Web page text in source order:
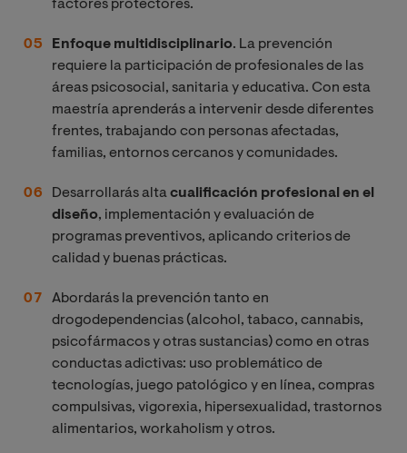
factores protectores.
Enfoque multidisciplinario. La prevención
requiere la participación de profesionales de las
áreas psicosocial, sanitaria y educativa. Con esta
maestría aprenderás a intervenir desde diferentes
frentes, trabajando con personas afectadas,
familias, entornos cercanos y comunidades.
Desarrollarás altacualificación profesional en el
diseño, implementación y evaluación de
programas preventivos, aplicando criterios de
calidad y buenas prácticas.
Abordarás la prevención tanto en
drogodependencias (alcohol, tabaco, cannabis,
psicofármacos y otras sustancias) como en otras
conductas adictivas: uso problemático de
tecnologías, juego patológico y en línea, compras
compulsivas, vigorexia, hipersexualidad, trastornos
alimentarios, workaholism y otros.